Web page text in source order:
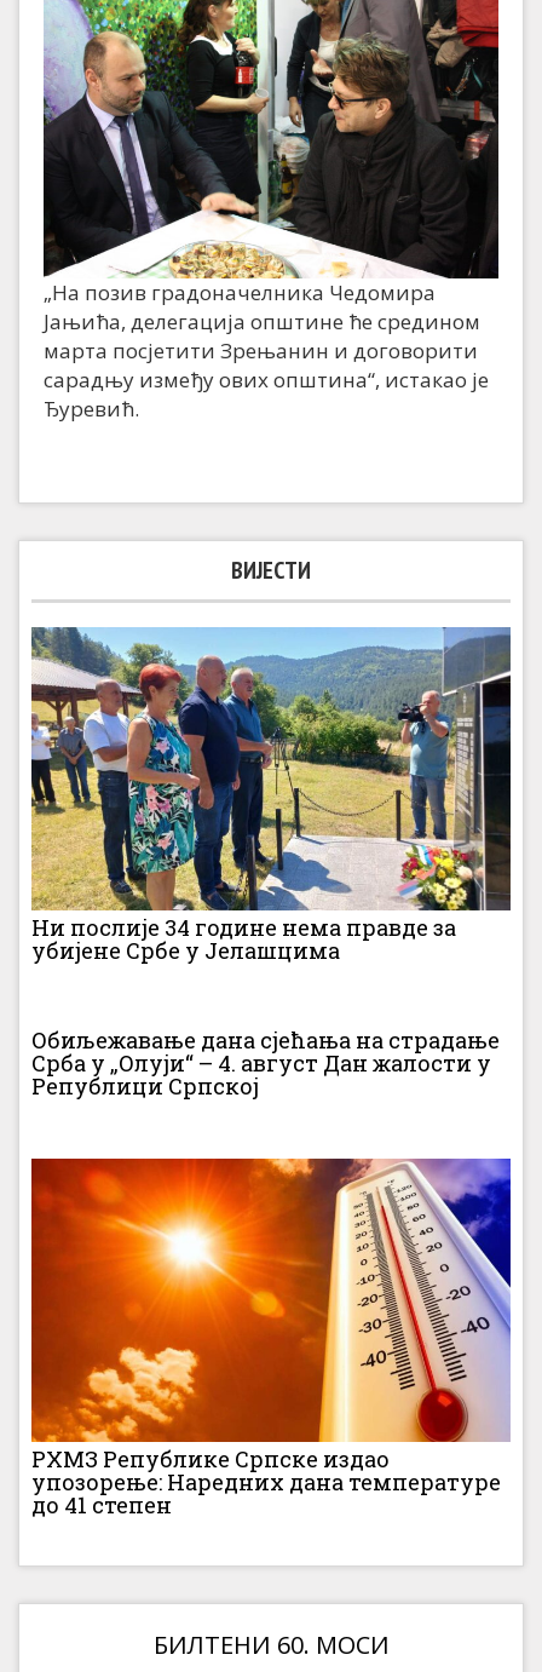
„На позив градоначелника Чедомира
Јањића, делегација општине ће средином
марта посјетити Зрењанин и договорити
сарадњу између ових општина“, истакао је
Ђуревић.
ВИЈЕСТИ
Ни послије 34 године нема правде за
убијене Србе у Јелашцима
Обиљежавање дана сјећања на страдање
Срба у „Олуји“ – 4. август Дан жалости у
Републици Српској
РХМЗ Републике Српске издао
упозорење: Наредних дана температуре
до 41 степен
БИЛТЕНИ 60. МОСИ